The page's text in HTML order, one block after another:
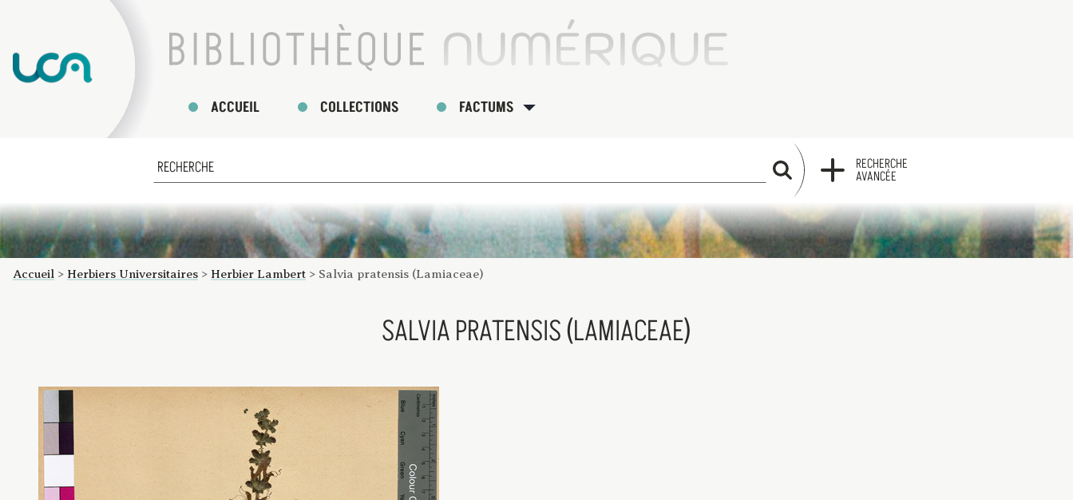
ACCUEIL COLLECTIONS FACTUMS
RECHERCHE
RECHERCHE
AVANCÉE
Accueil > Herbiers Universitaires > Herbier Lambert > Salvia pratensis (Lamiaceae)
SALVIA PRATENSIS (LAMIACEAE)